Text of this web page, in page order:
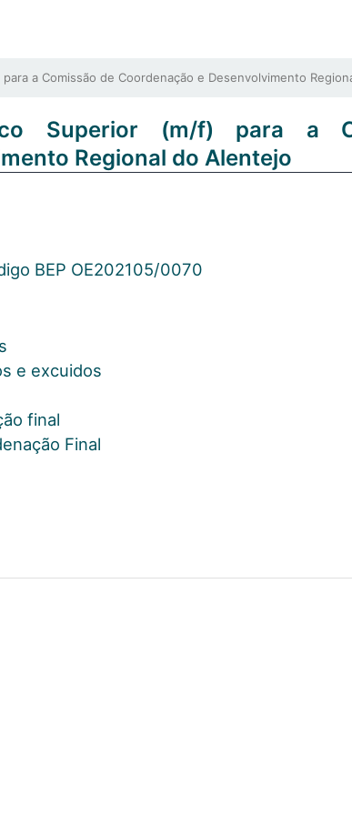
a Comissão de Coordenação e Desenvolvimento
Superior (m/f) para a
Regional do Alentejo
BEP OE202105/0070
e excuidos
final
Final